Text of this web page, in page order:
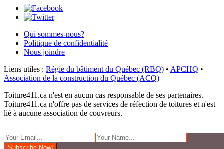
Qui sommes-nous?
Politique de confidentialité
Nous joindre
Liens utiles : Régie du bâtiment du Québec (RBQ) • APCHQ •
Association de la construction du Québec (ACQ)
Toiture411.ca n'est en aucun cas responsable de ses partenaires.
Toiture411.ca n'offre pas de services de réfection de toitures et n'est
lié à aucune association de couvreurs.